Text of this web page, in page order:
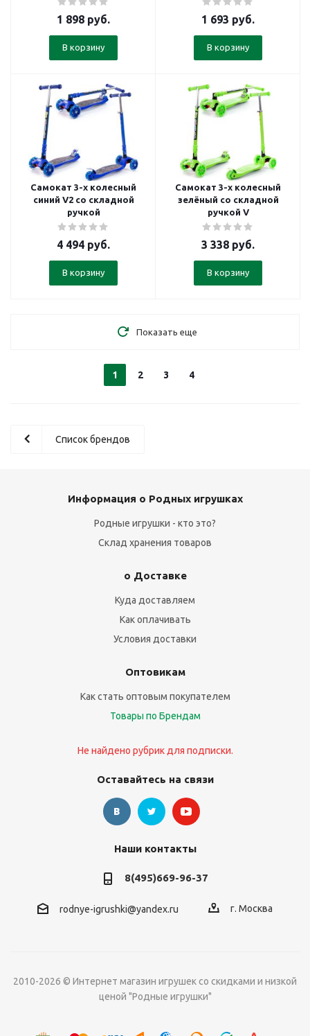
1 898 руб.
В корзину
1 693 руб.
В корзину
Самокат 3-х колесный
синий V2 со складной
ручкой
4 494 руб.
В корзину
Самокат 3-х колесный
зелёный со складной
ручкой V
3 338 руб.
В корзину
Показать еще
1 2 3 4
Список брендов
Информация о Родных игрушках
Родные игрушки - кто это?
Склад хранения товаров
о Доставке
Куда доставляем
Как оплачивать
Условия доставки
Оптовикам
Как стать оптовым покупателем
Товары по Брендам
Не найдено рубрик для подписки.
Оставайтесь на связи
Наши контакты
8(495)669-96-37
rodnye-igrushki@yandex.ru г. Москва
2010-2026 © Интернет магазин игрушек со скидками и низкой
ценой "Родные игрушки"